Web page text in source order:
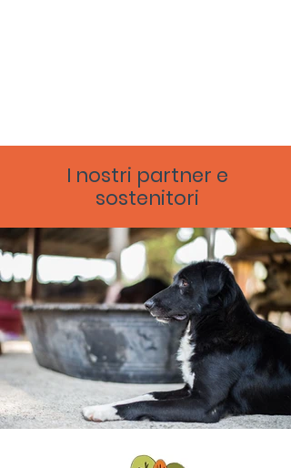
I nostri partner e
sostenitori